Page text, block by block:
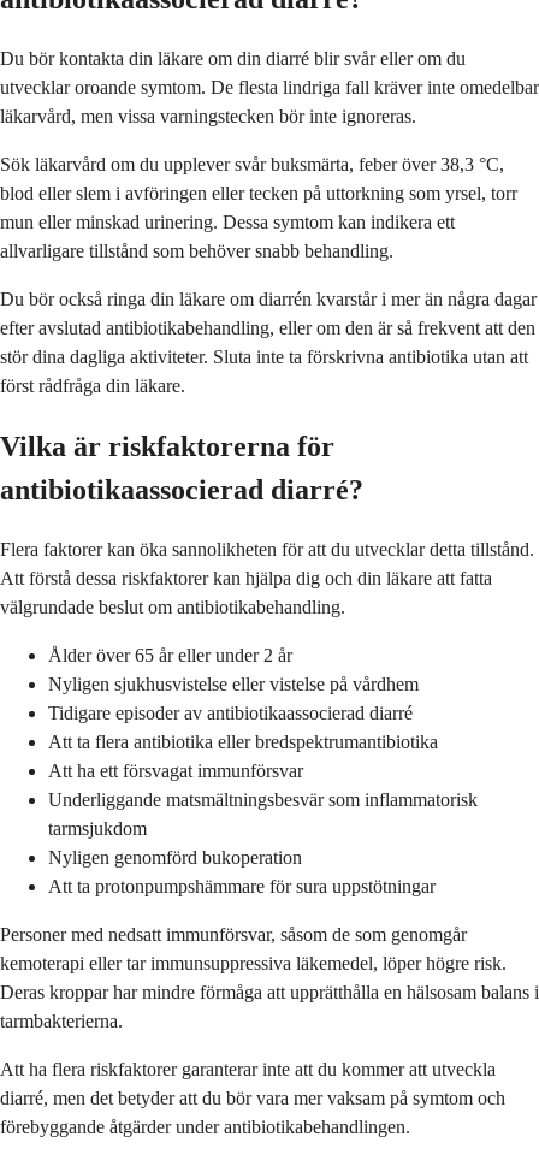
Du bör kontakta din läkare om din diarré blir svår eller om du
utvecklar oroande symtom. De flesta lindriga fall kräver inte omedelbar
läkarvård, men vissa varningstecken bör inte ignoreras.
Sök läkarvård om du upplever svår buksmärta, feber över 38,3 °C,
blod eller slem i avföringen eller tecken på uttorkning som yrsel, torr
mun eller minskad urinering. Dessa symtom kan indikera ett
allvarligare tillstånd som behöver snabb behandling.
Du bör också ringa din läkare om diarrén kvarstår i mer än några dagar
efter avslutad antibiotikabehandling, eller om den är så frekvent att den
stör dina dagliga aktiviteter. Sluta inte ta förskrivna antibiotika utan att
först rådfråga din läkare.
Vilka är riskfaktorerna för
antibiotikaassocierad diarré?
Flera faktorer kan öka sannolikheten för att du utvecklar detta tillstånd.
Att förstå dessa riskfaktorer kan hjälpa dig och din läkare att fatta
välgrundade beslut om antibiotikabehandling.
Ålder över 65 år eller under 2 år
Nyligen sjukhusvistelse eller vistelse på vårdhem
Tidigare episoder av antibiotikaassocierad diarré
Att ta flera antibiotika eller bredspektrumantibiotika
Att ha ett försvagat immunförsvar
Underliggande matsmältningsbesvär som inflammatorisk
tarmsjukdom
Nyligen genomförd bukoperation
Att ta protonpumpshämmare för sura uppstötningar
Personer med nedsatt immunförsvar, såsom de som genomgår
kemoterapi eller tar immunsuppressiva läkemedel, löper högre risk.
Deras kroppar har mindre förmåga att upprätthålla en hälsosam balans i
tarmbakterierna.
Att ha flera riskfaktorer garanterar inte att du kommer att utveckla
diarré, men det betyder att du bör vara mer vaksam på symtom och
förebyggande åtgärder under antibiotikabehandlingen.